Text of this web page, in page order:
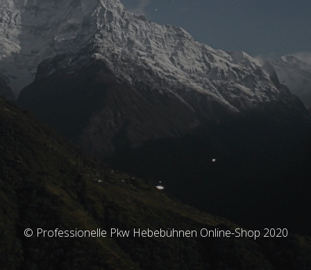
© Professionelle Pkw Hebebühnen Online-Shop 2020